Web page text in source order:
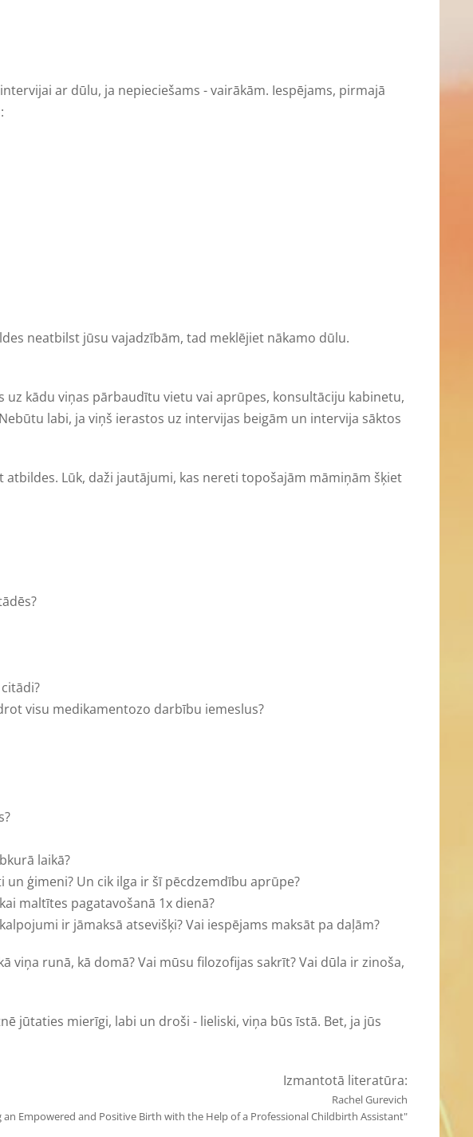
ar dūlu, ja nepieciešams - vairākām. Iespējams, pirmajā
neatbilst jūsu vajadzībām, tad meklējiet nākamo dūlu.
kādu viņas pārbaudītu vietu vai aprūpes, konsultāciju kabinetu,
labi, ja viņš ierastos uz intervijas beigām un intervija sāktos
Lūk, daži jautājumi, kas nereti topošajām māmiņām šķiet
visu medikamentozo darbību iemeslus?
laikā?
ģimeni? Un cik ilga ir šī pēcdzemdību aprūpe?
maltītes pagatavošanā 1x dienā?
ir jāmaksā atsevišķi? Vai iespējams maksāt pa daļām?
runā, kā domā? Vai mūsu filozofijas sakrīt? Vai dūla ir zinoša,
jūtaties mierīgi, labi un droši - lieliski, viņa būs īstā. Bet, ja jūs
Izmantotā literatūra:
Rachel Gurevich
Empowered and Positive Birth with the Help of a Professional Childbirth Assistant"